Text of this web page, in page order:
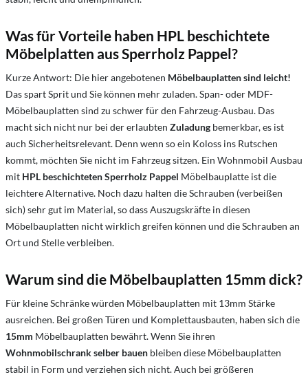
Was für Vorteile haben HPL beschichtete
Möbelplatten aus Sperrholz Pappel?
Kurze Antwort: Die hier angebotenen Möbelbauplatten sind leicht!
Das spart Sprit und Sie können mehr zuladen. Span- oder MDF-
Möbelbauplatten sind zu schwer für den Fahrzeug-Ausbau. Das
macht sich nicht nur bei der erlaubten Zuladung bemerkbar, es ist
auch Sicherheitsrelevant. Denn wenn so ein Koloss ins Rutschen
kommt, möchten Sie nicht im Fahrzeug sitzen. Ein Wohnmobil Ausbau
mit HPL beschichteten Sperrholz Pappel Möbelbauplatte ist die
leichtere Alternative. Noch dazu halten die Schrauben (verbeißen
sich) sehr gut im Material, so dass Auszugskräfte in diesen
Möbelbauplatten nicht wirklich greifen können und die Schrauben an
Ort und Stelle verbleiben.
Warum sind die Möbelbauplatten 15mm dick?
Für kleine Schränke würden Möbelbauplatten mit 13mm Stärke
ausreichen. Bei großen Türen und Komplettausbauten, haben sich die
15mm Möbelbauplatten bewährt. Wenn Sie ihren
Wohnmobilschrank selber bauen bleiben diese Möbelbauplatten
stabil in Form und verziehen sich nicht. Auch bei größeren